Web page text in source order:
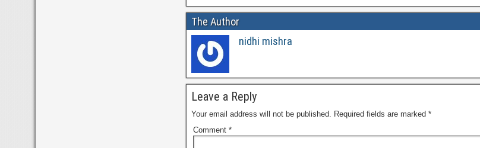
The Author
nidhi mishra
Leave a Reply
Your email address will not be published. Required fields are marked *
Comment *